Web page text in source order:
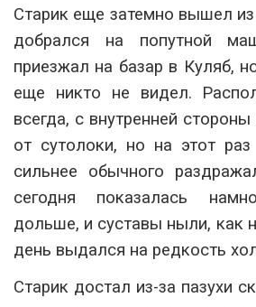
Старик еще затемно вышел
добрался на попутной
приезжал на базар в Куляб,
еще никто не видел.
всегда, с внутренней
от сутолоки, но на этот
сильнее обычного
сегодня показалась
дольше, и суставы ныли, как
день выдался на редкость
Старик достал из-за пазухи